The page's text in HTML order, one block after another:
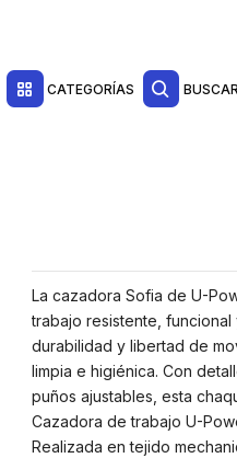
CATEGORÍAS BUSCAR
de Trabajo
Bolsillos con Cierre, Puños
La cazadora Sofia de U-
trabajo resistente,
durabilidad y libertad de
limpia e higiénica. Con
puños ajustables, esta
Cazadora de trabajo U-
Realizada en tejido